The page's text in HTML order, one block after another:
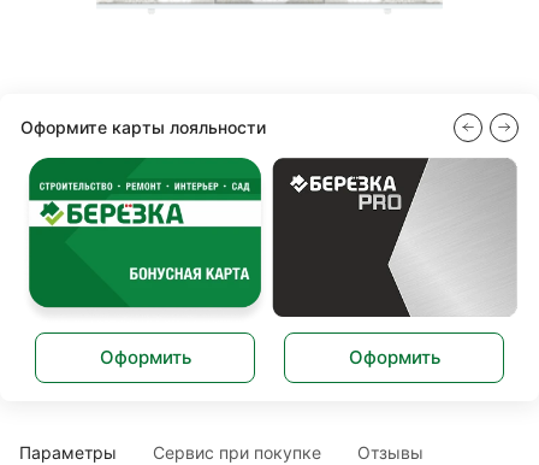
Оформите карты лояльности
Оформить Оформить
Параметры Сервис при покупке Отзывы